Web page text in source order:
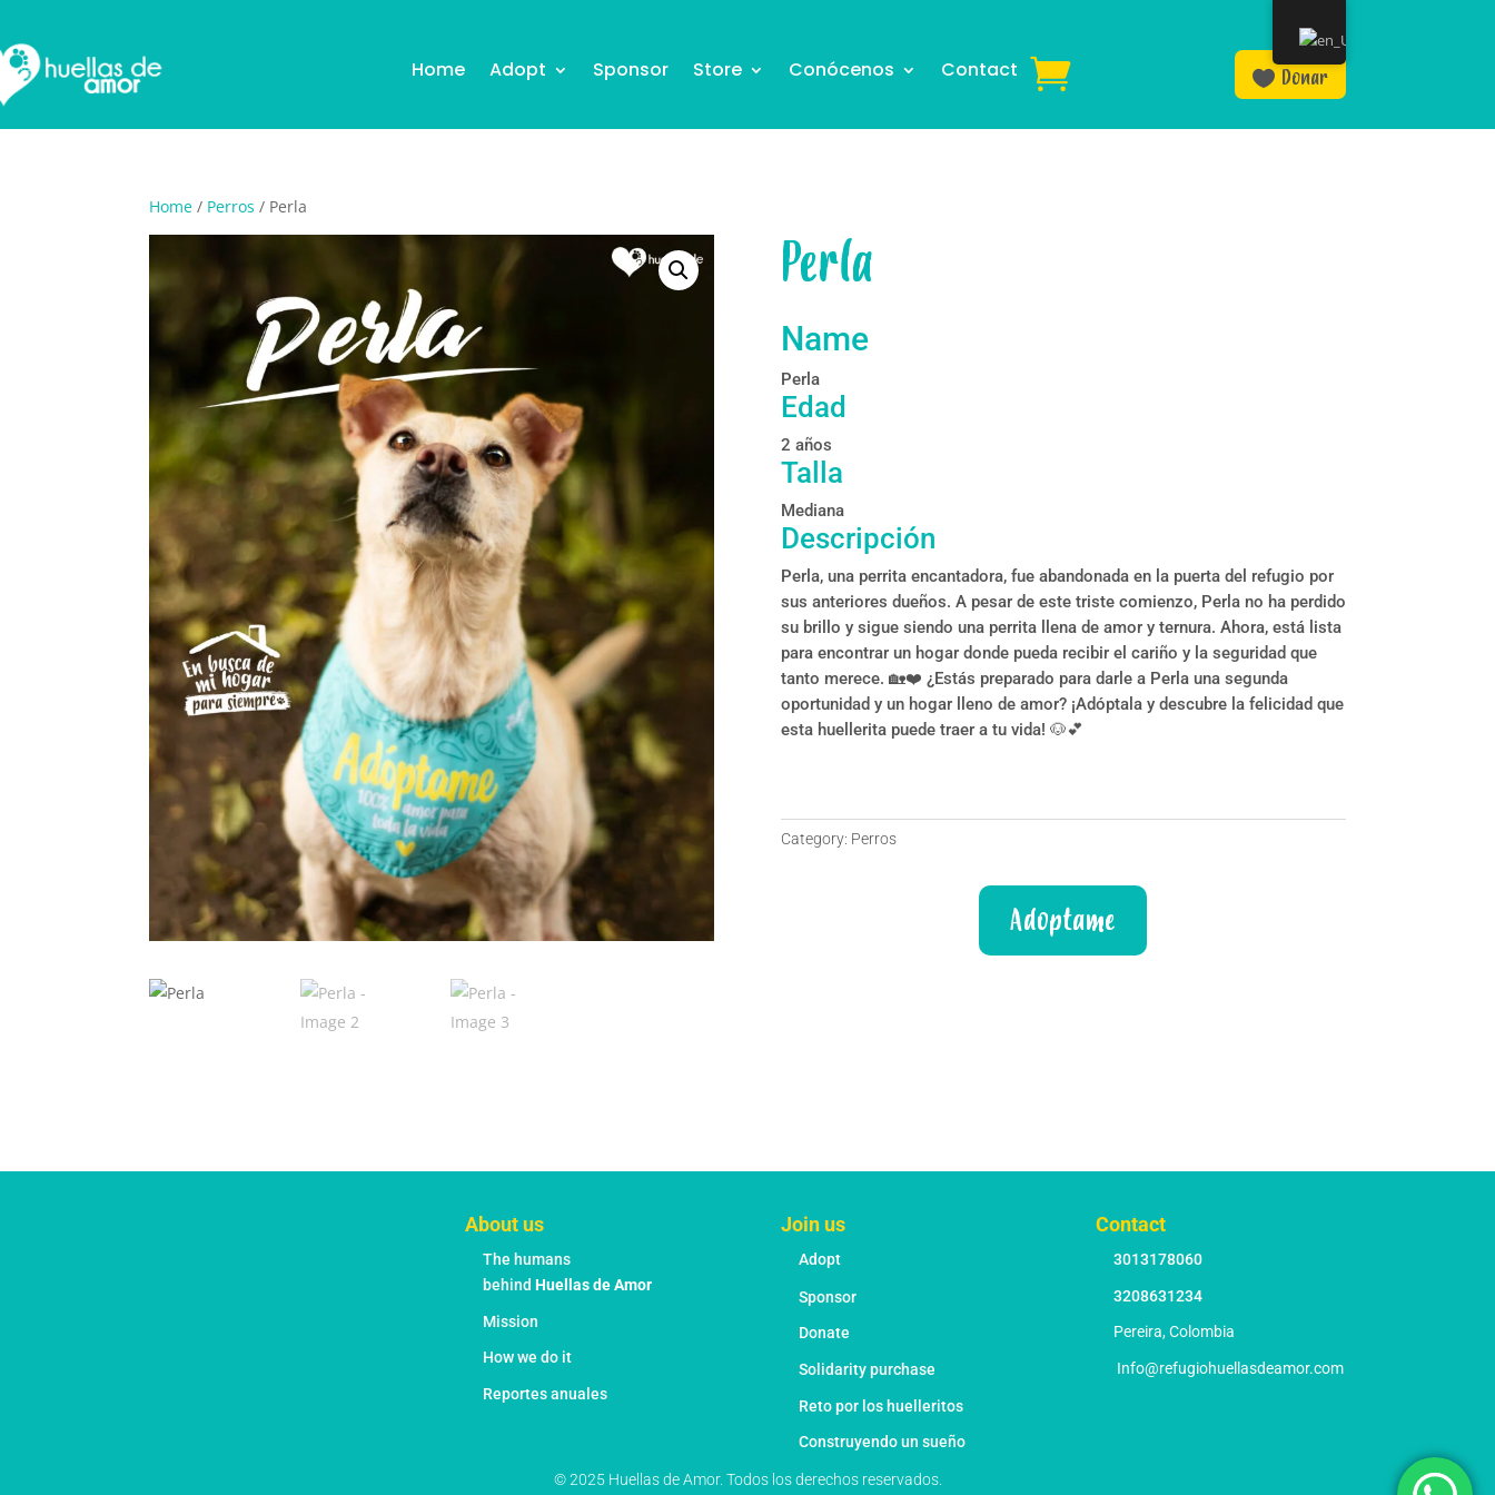
Donar
Home Adopt Sponsor Store Conócenos Contact
Home / Perros / Perla
Perla
Name
Perla
Edad
2 años
Talla
Mediana
Descripción
Perla, una perrita encantadora, fue abandonada en la puerta del refugio por
sus anteriores dueños. A pesar de este triste comienzo, Perla no ha perdido
su brillo y sigue siendo una perrita llena de amor y ternura. Ahora, está lista
para encontrar un hogar donde pueda recibir el cariño y la seguridad que
tanto merece. 🏡❤️ ¿Estás preparado para darle a Perla una segunda
oportunidad y un hogar lleno de amor? ¡Adóptala y descubre la felicidad que
esta huellerita puede traer a tu vida! 🐶💕
Category: Perros
Adoptame
About us
The humans
behind Huellas de Amor
Mission
How we do it
Reportes anuales
Join us
Adopt
Sponsor
Donate
Solidarity purchase
Reto por los huelleritos
Construyendo un sueño
Contact
3013178060
3208631234
Pereira, Colombia
Info@refugiohuellasdeamor.com
© 2025 Huellas de Amor. Todos los derechos reservados.